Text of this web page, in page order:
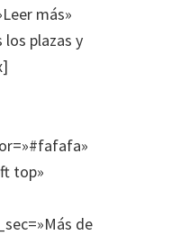
más»
plazas y
top»
de